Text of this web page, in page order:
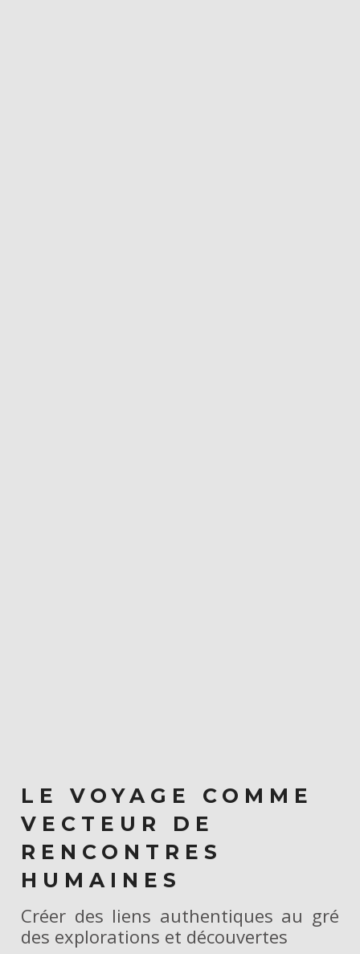
LE VOYAGE COMME
VECTEUR DE
RENCONTRES
HUMAINES
Créer des liens authentiques au gré
des explorations et découvertes